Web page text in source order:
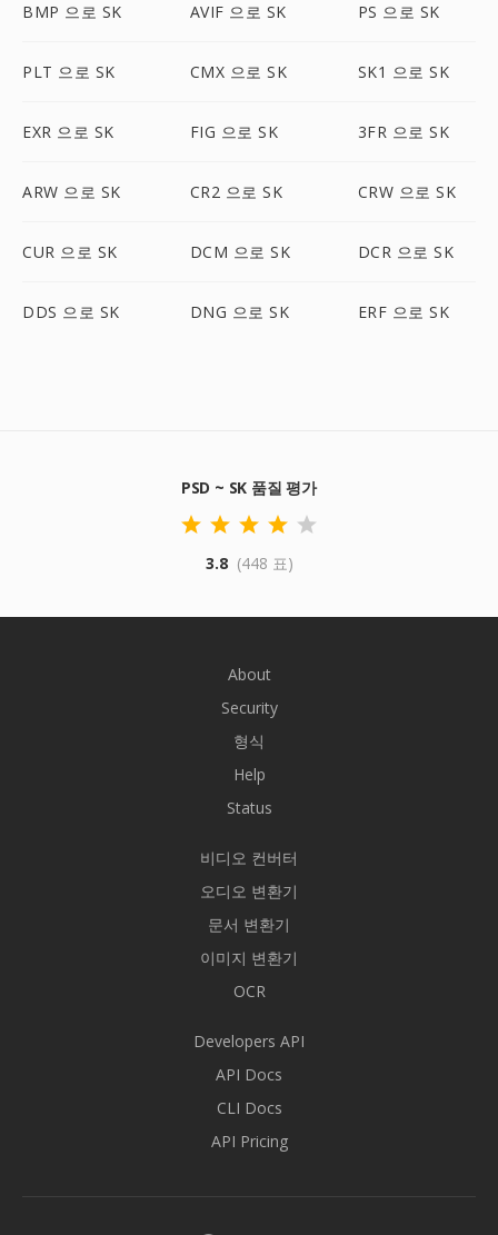
BMP 으로 SK AVIF 으로 SK PS 으로 SK
PLT 으로 SK CMX 으로 SK SK1 으로 SK
EXR 으로 SK FIG 으로 SK 3FR 으로 SK
ARW 으로 SK CR2 으로 SK CRW 으로 SK
CUR 으로 SK DCM 으로 SK DCR 으로 SK
DDS 으로 SK DNG 으로 SK ERF 으로 SK
PSD ~ SK 품질 평가
3.8 (448 표)
About
Security
형식
Help
Status
비디오 컨버터
오디오 변환기
문서 변환기
이미지 변환기
OCR
Developers API
API Docs
CLI Docs
API Pricing